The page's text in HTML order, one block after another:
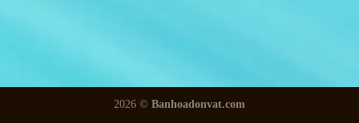
2026 © Banhoadonvat.com